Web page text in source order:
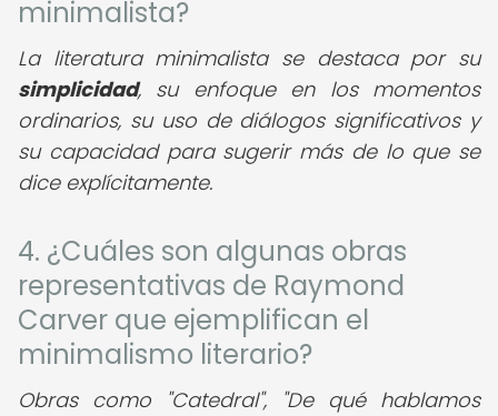
minimalista?
La literatura minimalista se destaca por su
simplicidad, su enfoque en los momentos
ordinarios, su uso de diálogos significativos y
su capacidad para sugerir más de lo que se
dice explícitamente.
4. ¿Cuáles son algunas obras
representativas de Raymond
Carver que ejemplifican el
minimalismo literario?
Obras como "Catedral", "De qué hablamos